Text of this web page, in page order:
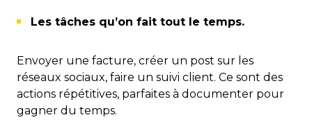
Les tâches qu’on fait tout le temps.
Envoyer une facture, créer un post sur les
réseaux sociaux, faire un suivi client. Ce sont des
actions répétitives, parfaites à documenter pour
gagner du temps.